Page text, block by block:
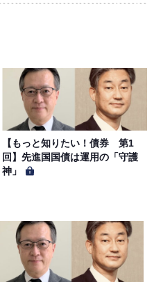
、会員が負うものとし、当
真、その他の著作物は、当
は著作権者に帰属するもの
について複製、転用、公衆
どの著作権、商標権などを
ものとします。
変更）
る場合があります。
【もっと知りたい！債券 第1
回】先進国国債は運用の「守護
神」